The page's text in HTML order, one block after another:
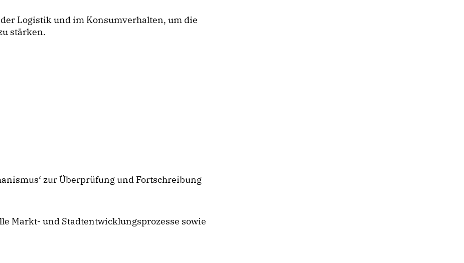
Logistik und im Konsumverhalten, um die
stärken.
zur Überprüfung und Fortschreibung
und Stadtentwicklungsprozesse sowie